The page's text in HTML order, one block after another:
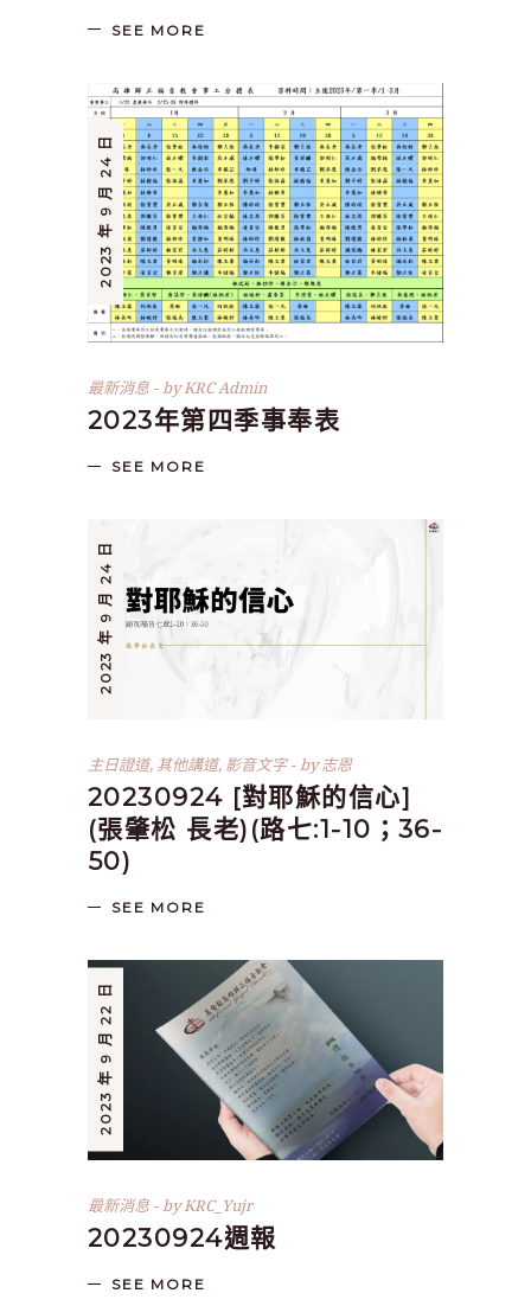
SEE MORE
2023 年 9 月 24 日
最新消息 byKRC Admin
2023年第四季事奉表
SEE MORE
2023 年 9 月 24 日
主日證道, 其他講道, 影音文字 by志恩
20230924 [對耶穌的信心]
(張肇松 長老)(路七:1-10；36-
50)
SEE MORE
2023 年 9 月 22 日
最新消息 byKRC_Yujr
20230924週報
SEE MORE